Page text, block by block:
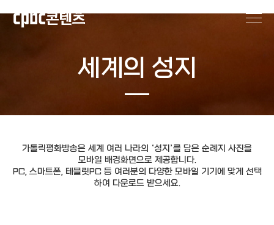
세계의 성지
가톨릭평화방송은 세계 여러 나라의 ‘성지’를 담은 순례지 사진을
모바일 배경화면으로 제공합니다.
PC, 스마트폰, 테블릿PC 등 여러분의 다양한 모바일 기기에 맞게 선택
하여 다운로드 받으세요.